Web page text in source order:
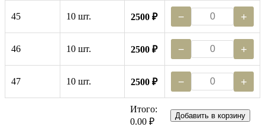
45 10 шт. 2500 ₽ − +
46 10 шт. 2500 ₽ − +
47 10 шт. 2500 ₽ − +
Итого:
0.00 ₽
Добавить в корзину